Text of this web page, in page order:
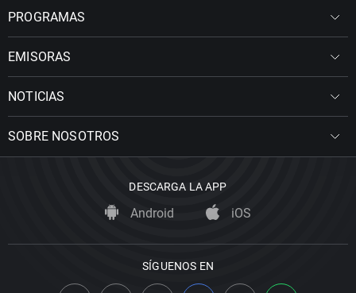
PROGRAMAS
EMISORAS
NOTICIAS
SOBRE NOSOTROS
DESCARGA LA APP
Android iOS
SÍGUENOS EN